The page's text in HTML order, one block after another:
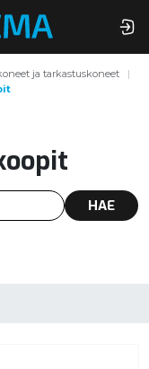
ja tarkastuskoneet
HAE